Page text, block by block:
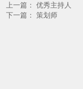
上一篇： 优秀主持人
下一篇： 策划师